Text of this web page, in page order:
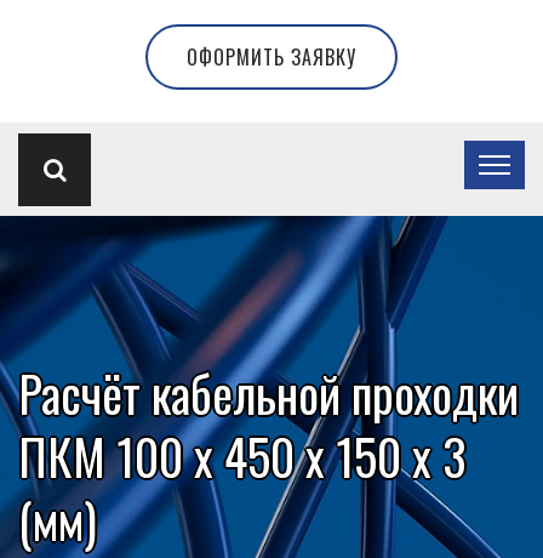
ОФОРМИТЬ ЗАЯВКУ
Расчёт кабельной проходки
ПКМ 100 x 450 x 150 x 3
(мм)